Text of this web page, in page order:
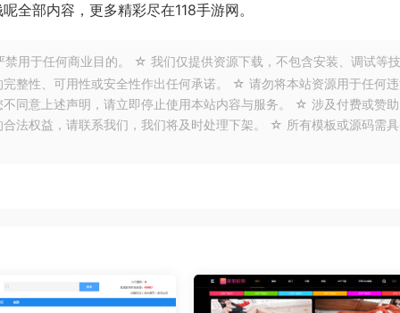
全部内容，更多精彩尽在118手游网。
用于任何商业目的。 ☆ 我们仅提供资源下载，不包含安装、调试等
整性、可用性或安全性作出任何承诺。 ☆ 请勿将本站资源用于任何
同意上述声明，请立即停止使用本站内容与服务。 ☆ 涉及付费或赞
法权益，请联系我们，我们将及时处理下架。 ☆ 所有模板或源码需